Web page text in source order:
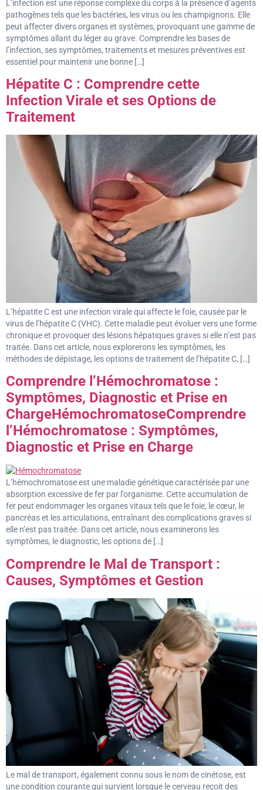
L’infection est une réponse complexe du corps à la présence d’agents
pathogènes tels que les bactéries, les virus ou les champignons. Elle
peut affecter divers organes et systèmes, provoquant une gamme de
symptômes allant du léger au grave. Comprendre les bases de
l’infection, ses symptômes, traitements et mesures préventives est
essentiel pour maintenir une bonne […]
Hépatite C : Comprendre cette
Infection Virale et ses Options de
Traitement
L’hépatite C est une infection virale qui affecte le foie, causée par le
virus de l’hépatite C (VHC). Cette maladie peut évoluer vers une forme
chronique et provoquer des lésions hépatiques graves si elle n’est pas
traitée. Dans cet article, nous explorerons les symptômes, les
méthodes de dépistage, les options de traitement de l’hépatite C, […]
Comprendre l’Hémochromatose :
Symptômes, Diagnostic et Prise en
ChargeHémochromatoseComprendre
l’Hémochromatose : Symptômes,
Diagnostic et Prise en Charge
L’hémochromatose est une maladie génétique caractérisée par une
absorption excessive de fer par l’organisme. Cette accumulation de
fer peut endommager les organes vitaux tels que le foie, le cœur, le
pancréas et les articulations, entraînant des complications graves si
elle n’est pas traitée. Dans cet article, nous examinerons les
symptômes, le diagnostic, les options de […]
Comprendre le Mal de Transport :
Causes, Symptômes et Gestion
Le mal de transport, également connu sous le nom de cinétose, est
une condition courante qui survient lorsque le cerveau reçoit des